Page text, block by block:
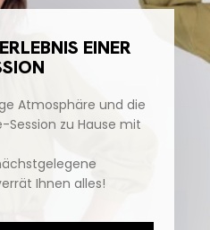
EINER
Atmosphäre und die
Session zu Hause mit
Ihnen alles!